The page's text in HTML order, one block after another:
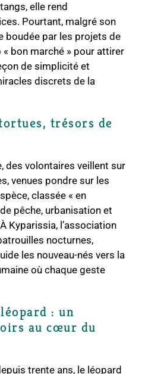
elle rend
Pourtant, malgré son
boudée par les projets de
bon marché » pour attirer
de simplicité et
discrets de la
trésors de
des volontaires veillent sur
venues pondre sur les
classée « en
pêche, urbanisation et
Kyparissia, l’association
nocturnes,
les nouveau-nés vers la
où chaque geste
: un
au cœur du
trente ans, le léopard